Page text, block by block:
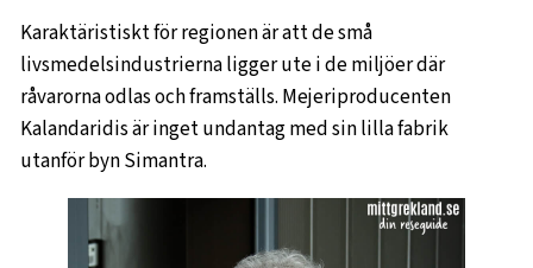
Karaktäristiskt för regionen är att de små
livsmedelsindustrierna ligger ute i de miljöer där
råvarorna odlas och framställs. Mejeriproducenten
Kalandaridis är inget undantag med sin lilla fabrik
utanför byn Simantra.